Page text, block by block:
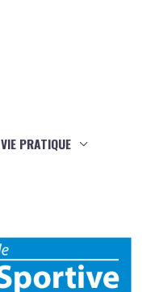
VIE PRATIQUE